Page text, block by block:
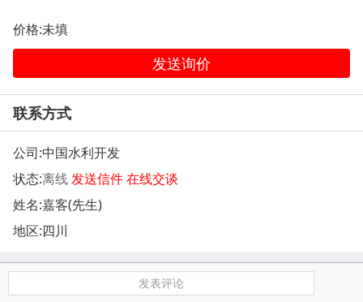
价格:未填
发送询价
联系方式
公司:中国水利开发
状态:离线发送信件在线交谈
姓名:嘉客(先生)
地区:四川
发表评论